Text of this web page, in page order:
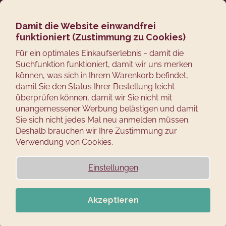
Damit die Website einwandfrei
funktioniert (Zustimmung zu Cookies)
Für ein optimales Einkaufserlebnis - damit die
Suchfunktion funktioniert, damit wir uns merken
können, was sich in Ihrem Warenkorb befindet,
damit Sie den Status Ihrer Bestellung leicht
überprüfen können, damit wir Sie nicht mit
unangemessener Werbung belästigen und damit
Sie sich nicht jedes Mal neu anmelden müssen.
Deshalb brauchen wir Ihre Zustimmung zur
Verwendung von Cookies.
Einstellungen
Akzeptieren
Zum
springen
Kaiser Räucherofen für
Angler
Räucherschränke für Anglersind platzsparend
(zusammenklappbar), leicht und mit einem Griff zum
Tragen versehen. Sie können in der Räuchertonne leicht
gleich am Wasser räuchern, es reicht mithilfe Kleinholz
ein Feuer zu entzünden, vergessen Sie nicht, eine Tüte
Qualitätssägemehl oder Späne für die
Zurück
zum
W
a
u
c
h
e
n
S
?